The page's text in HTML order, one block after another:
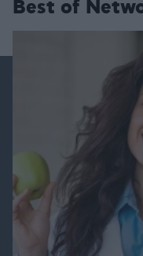
Best of